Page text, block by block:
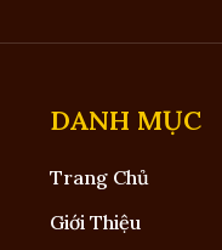
DANH MỤC
Trang Chủ
Giới Thiệu